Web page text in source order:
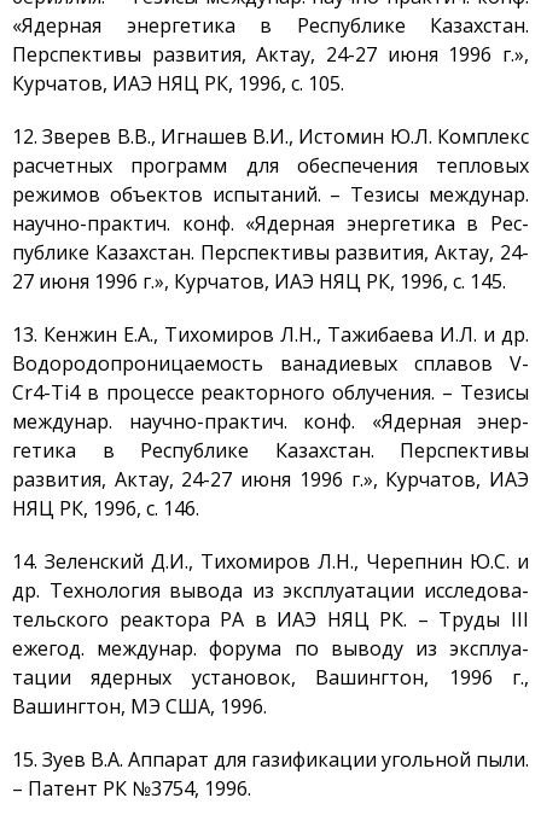
«Ядерная энергетика в Республике Казахстан.
Перспективы развития, Актау, 24-27 июня 1996 г.»,
Курчатов, ИАЭ НЯЦ РК, 1996, с. 105.
12. Зверев В.В., Игнашев В.И., Истомин Ю.Л. Комплекс
расчетных программ для обеспечения тепловых
режимов объектов испытаний. – Тезисы междунар.
научно-практич. конф. «Ядерная энергетика в Рес-
публике Казахстан. Перспективы развития, Актау, 24-
27 июня 1996 г.», Курчатов, ИАЭ НЯЦ РК, 1996, с. 145.
13. Кенжин Е.А., Тихомиров Л.Н., Тажибаева И.Л. и др.
Водородопроницаемость ванадиевых сплавов V-
Cr4-Ti4 в процессе реакторного облучения. – Тезисы
междунар. научно-практич. конф. «Ядерная энер-
гетика в Республике Казахстан. Перспективы
развития, Актау, 24-27 июня 1996 г.», Курчатов, ИАЭ
НЯЦ РК, 1996, с. 146.
14. Зеленский Д.И., Тихомиров Л.Н., Черепнин Ю.С. и
др. Технология вывода из эксплуатации исследова-
тельского реактора РА в ИАЭ НЯЦ РК. – Труды III
ежегод. междунар. форума по выводу из эксплуа-
тации ядерных установок, Вашингтон, 1996 г.,
Вашингтон, МЭ США, 1996.
15. Зуев В.А. Аппарат для газификации угольной пыли.
– Патент РК №3754, 1996.